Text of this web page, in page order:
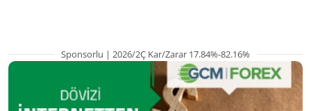
Sponsorlu | 2026/2Ç Kar/Zarar 17.84%-82.16%